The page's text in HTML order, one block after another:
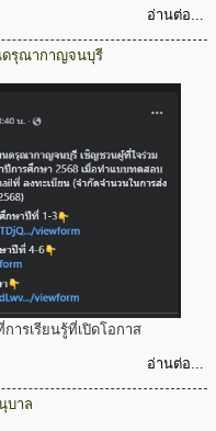
อ่านต่อ...
ดรุณากาญจนบุรี
ารเรียนรู้ที่เปิดโอกาส
อ่านต่อ...
บาล